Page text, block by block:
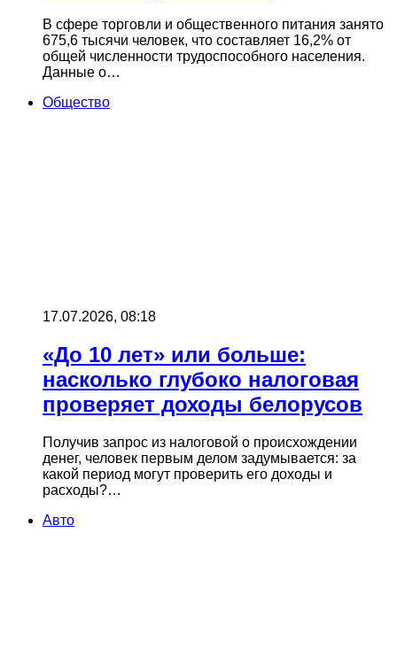
В сфере торговли и общественного питания занято
675,6 тысячи человек, что составляет 16,2% от
общей численности трудоспособного населения.
Данные о…
Общество
17.07.2026, 08:18
«До 10 лет» или больше:
насколько глубоко налоговая
проверяет доходы белорусов
Получив запрос из налоговой о происхождении
денег, человек первым делом задумывается: за
какой период могут проверить его доходы и
расходы?…
Авто